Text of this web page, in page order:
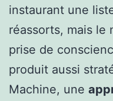
instaurant une
réassorts, mais le
prise de
produit aussi
Machine, une